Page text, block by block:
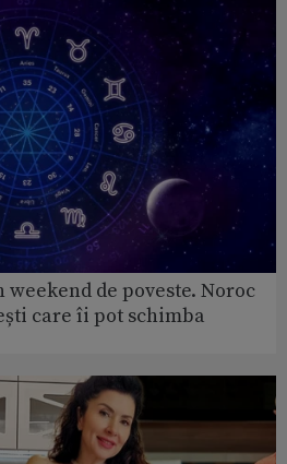
weekend de poveste. Noroc
care îi pot schimba